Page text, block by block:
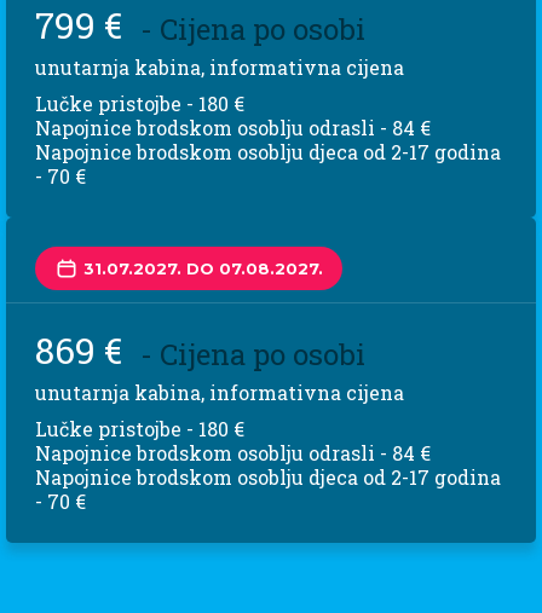
799 € - Cijena po osobi
unutarnja kabina, informativna cijena
Lučke pristojbe - 180 €
Napojnice brodskom osoblju odrasli - 84 €
Napojnice brodskom osoblju djeca od 2-17 godina
- 70 €
31.07.2027. DO 07.08.2027.
869 € - Cijena po osobi
unutarnja kabina, informativna cijena
Lučke pristojbe - 180 €
Napojnice brodskom osoblju odrasli - 84 €
Napojnice brodskom osoblju djeca od 2-17 godina
- 70 €